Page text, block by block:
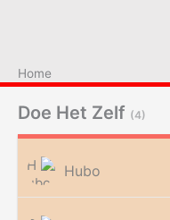
Home
Doe Het Zelf (4)
Hubo